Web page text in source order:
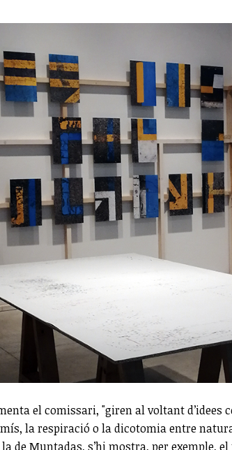
el comissari, "giren al voltant
la respiració o la dicotomia entre
de Muntadas, s’hi mostra, per exemple,